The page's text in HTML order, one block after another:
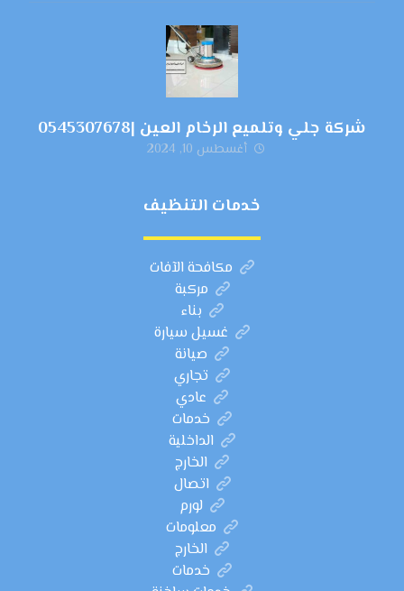
شركة جلي وتلميع الرخام العين |0545307678
أغسطس 10, 2024
خدمات التنظيف
مكافحة الآفات
مركبة
بناء
غسيل سيارة
صيانة
تجاري
عادي
خدمات
الداخلية
الخارج
اتصال
لورم
معلومات
الخارج
خدمات